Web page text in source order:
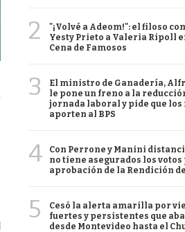
2
"¡Volvé a Adeom!": el filoso
Yesty Prieto a Valeria Ripoll
Cena de Famosos
3
El ministro de Ganadería,
le pone un freno a la
jornada laboral y pide que los
aporten al BPS
4
Con Perrone y Manini
no tiene asegurados los votos
aprobación de la Rendición
5
Cesó la alerta amarilla por
fuertes y persistentes que
desde Montevideo hasta el